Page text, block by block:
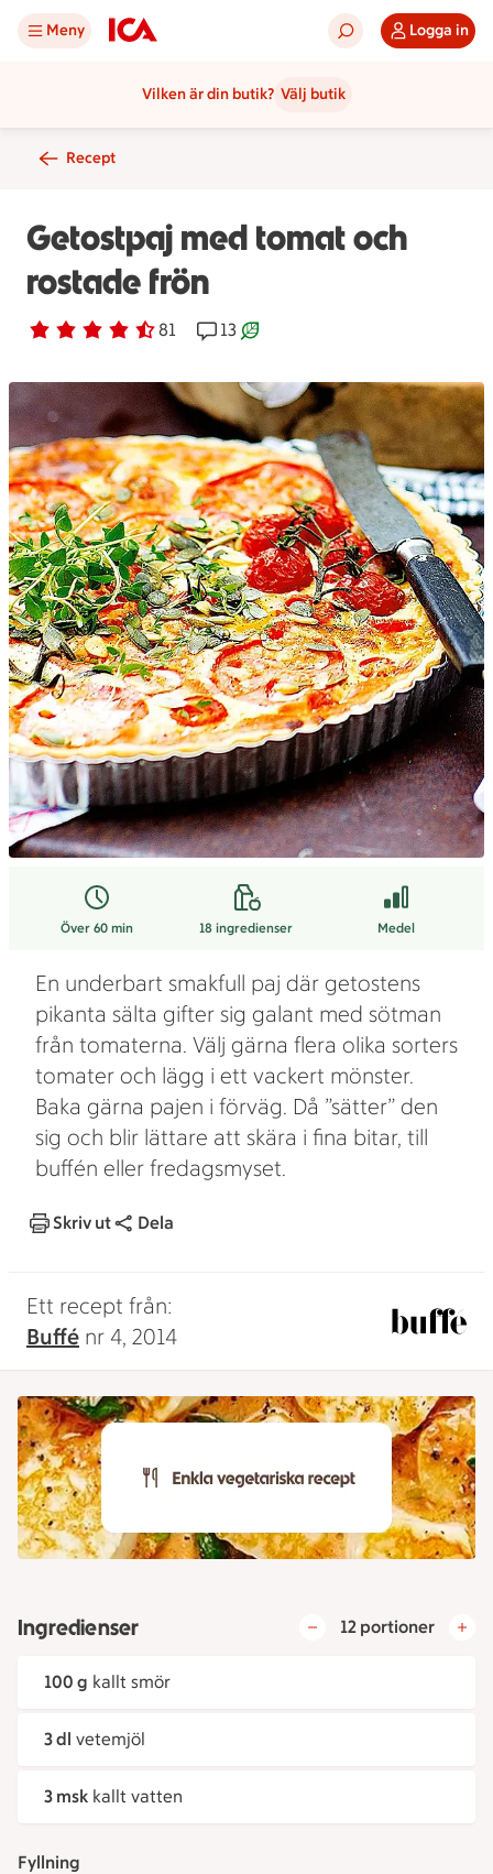
Meny Logga in
Vilken är din butik? Välj butik
Recept
Getostpaj med tomat och
rostade frön
Betyg 4.2 av 5. 81
81 personer har röstatReceptet har 13 kommentarer
13 Receptet är ett klimartsmart
Över 60 min 18ingredienser Medel
En underbart smakfull paj där getostens
pikanta sälta gifter sig galant med sötman
från tomaterna. Välj gärna flera olika sorters
tomater och lägg i ett vackert mönster.
Baka gärna pajen i förväg. Då ”sätter” den
sig och blir lättare att skära i fina bitar, till
buffén eller fredagsmyset.
Skriv ut Dela
Ett recept från:
Buffé nr 4, 2014
Ingredienser 12 portioner
100 g kallt smör
3 dl vetemjöl
3 msk kallt vatten
Fyllning